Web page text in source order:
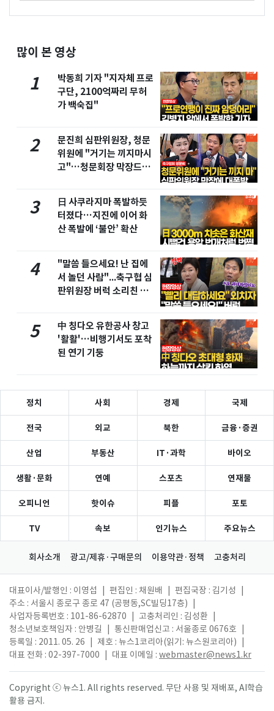
많이 본 영상
1
박동희 기자 "지자체 프로
구단, 2100억짜리 무허
가 백숙집"
2
문진희 심판위원장, 청문
위원에 "거기는 끼지마시
고"…청문회장 막장드라
3
日 사쿠라지마 폭발하듯
터졌다…지진에 이어 화
산 폭발에 ‘불안’ 확산
4
"말씀 들으세요! 난 집에
서 놀던 사람"...축구협 심
판위원장 버럭 소리친 이
5
中 칭다오 유한공사 창고
'활활'…비행기서도 포착
된 연기 기둥
정치 사회 경제 국제
전국 외교 북한 금융·증권
산업 부동산 IT·과학 바이오
생활·문화 연예 스포츠 연재물
오피니언 핫이슈 피플 포토
TV 속보 인기뉴스 주요뉴스
회사소개 광고/제휴·구매문의 이용약관·정책 고충처리
대표이사/발행인 : 이영섭 편집인 : 채원배 편집국장 : 김기성
주소 : 서울시 종로구 종로 47 (공평동,SC빌딩17층)
사업자등록번호 : 101-86-62870
고충처리인 : 김성환
청소년보호책임자 : 안병길
통신판매업신고 : 서울종로 0676호
등록일 : 2011. 05. 26
제호 : 뉴스1코리아(읽기: 뉴스원코리아)
대표 전화 : 02-397-7000
대표 이메일 : webmaster@news1.kr
Copyright ⓒ 뉴스1. All rights reserved. 무단 사용 및 재배포, AI학습
활용 금지.